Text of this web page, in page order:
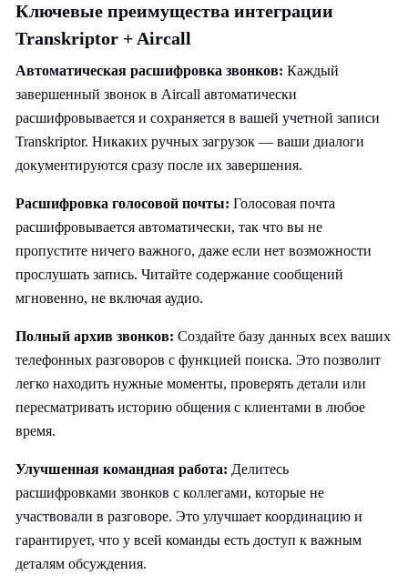
Ключевые преимущества интеграции
Transkriptor + Aircall
Автоматическая расшифровка звонков: Каждый
завершенный звонок в Aircall автоматически
расшифровывается и сохраняется в вашей учетной записи
Transkriptor. Никаких ручных загрузок — ваши диалоги
документируются сразу после их завершения.
Расшифровка голосовой почты: Голосовая почта
расшифровывается автоматически, так что вы не
пропустите ничего важного, даже если нет возможности
прослушать запись. Читайте содержание сообщений
мгновенно, не включая аудио.
Полный архив звонков: Создайте базу данных всех ваших
телефонных разговоров с функцией поиска. Это позволит
легко находить нужные моменты, проверять детали или
пересматривать историю общения с клиентами в любое
время.
Улучшенная командная работа: Делитесь
расшифровками звонков с коллегами, которые не
участвовали в разговоре. Это улучшает координацию и
гарантирует, что у всей команды есть доступ к важным
деталям обсуждения.